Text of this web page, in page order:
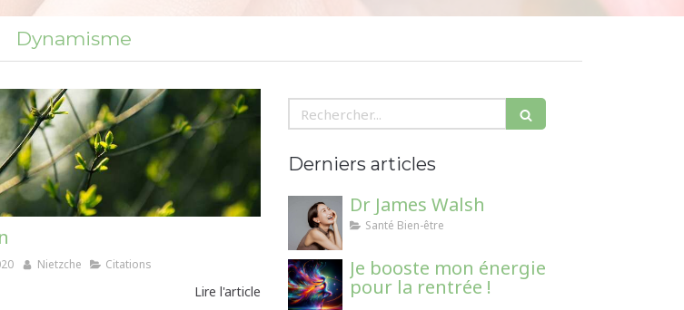
Dynamisme
Nietzche Citations
Lire l'article
Rechercher
Derniers articles
Dr James Walsh
Santé Bien-être
Je booste mon énergie
pour la rentrée !